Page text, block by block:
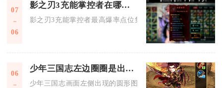
07
06
影之刃3充能掌控者在哪里爆率较高
影之刃3充能掌控者最高爆率点位集中在里武林红叶寺镜像
06 少年三国志左边圈圈是出于什么原因
少年三国志画面左侧出现的圆形图标，核心原因是游戏内置